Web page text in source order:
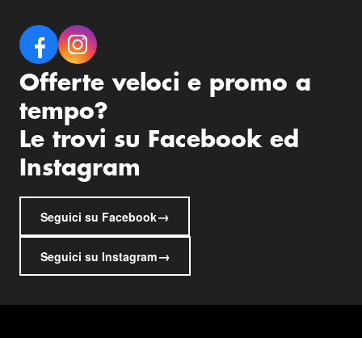
Offerte veloci e promo a
tempo?
Le trovi su Facebook ed
Instagram
Seguici su Facebook→
Seguici su Instagram→